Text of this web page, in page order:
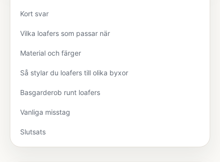
Kort svar
Vilka loafers som passar när
Material och färger
Så stylar du loafers till olika byxor
Basgarderob runt loafers
Vanliga misstag
Slutsats